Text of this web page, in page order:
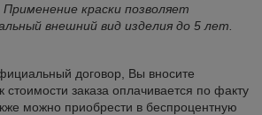
Применение краски позволяет
внешний вид изделия до 5 лет.
договор, Вы вносите
стоимости заказа оплачивается по факту
можно приобрести в беспроцентную